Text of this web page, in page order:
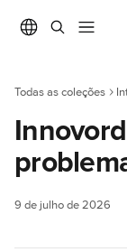
Todas as coleções
9 de julho de 2026